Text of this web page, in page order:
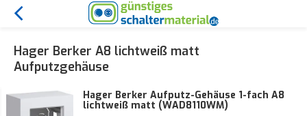
Hager Berker A8 lichtweiß matt
Aufputzgehäuse
Hager Berker Aufputz-Gehäuse 1-fach A8
lichtweiß matt (WAD8110WM)